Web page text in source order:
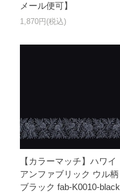
メール便可】
1,870円(税込)
【カラーマッチ】ハワイ
アンファブリック ウル柄
ブラック fab-K0010-black